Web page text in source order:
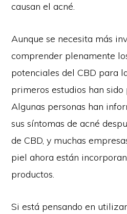
causan el acné.
Aunque se necesita más
comprender plenamente
potenciales del CBD para
primeros estudios han sido
Algunas personas han
sus síntomas de acné
de CBD, y muchas
piel ahora están
productos.
Si está pensando en